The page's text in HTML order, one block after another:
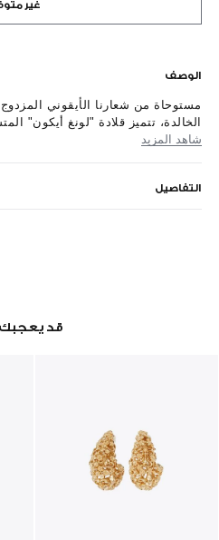
غير
الوصف
مستوحاة من شعارنا الأيقوني
الخالدة، تتميز قلادة "لونغ أيكون"
شاهد المزيد
التفاصيل
قد يعجبك